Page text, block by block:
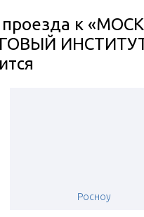
проезда к
Росноу